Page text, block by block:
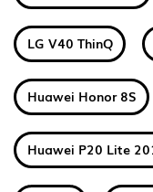
LG V40 ThinQ
Huawei Honor 8S
Huawei P20 Lite